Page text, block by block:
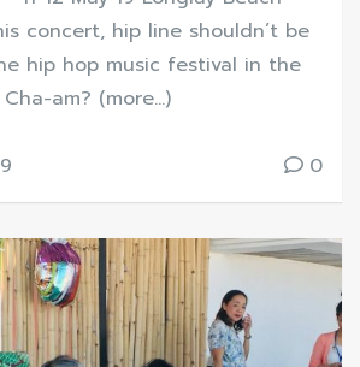
concert, hip line shouldn’t be
hip hop music festival in the
am? (more…)
0